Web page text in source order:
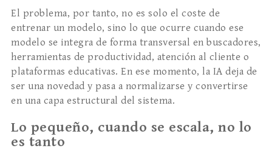
El problema, por tanto, no es solo el coste de
entrenar un modelo, sino lo que ocurre cuando ese
modelo se integra de forma transversal en buscadores,
herramientas de productividad, atención al cliente o
plataformas educativas. En ese momento, la IA deja de
ser una novedad y pasa a normalizarse y convertirse
en una capa estructural del sistema.
Lo pequeño, cuando se escala, no lo
es tanto